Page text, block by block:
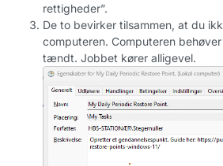
rettigheder”.
De to bevirker tilsammen, at du
computeren. Computeren
tændt. Jobbet kører alligevel.